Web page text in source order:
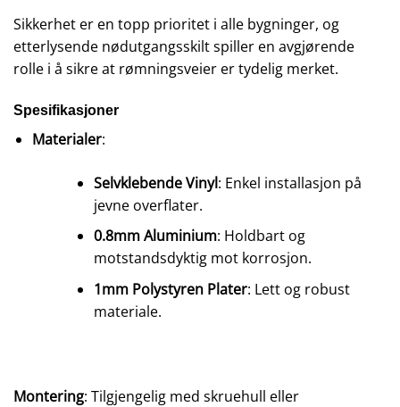
Sikkerhet er en topp prioritet i alle bygninger, og
etterlysende nødutgangsskilt spiller en avgjørende
rolle i å sikre at rømningsveier er tydelig merket.
Spesifikasjoner
Materialer:
Selvklebende Vinyl: Enkel installasjon på
jevne overflater.
0.8mm Aluminium: Holdbart og
motstandsdyktig mot korrosjon.
1mm Polystyren Plater: Lett og robust
materiale.
Montering: Tilgjengelig med skruehull eller